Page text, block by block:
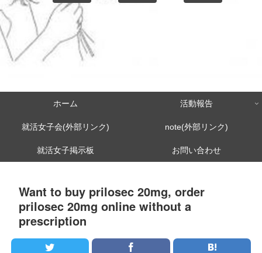
ホーム 活動報告
就活女子会(外部リンク) note(外部リンク)
就活女子掲示板 お問い合わせ
Want to buy prilosec 20mg, order
prilosec 20mg online without a
prescription